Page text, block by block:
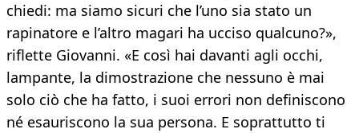
chiedi: ma siamo sicuri che l’uno sia stato un
rapinatore e l’altro magari ha ucciso qualcuno?»,
riflette Giovanni. «E così hai davanti agli occhi,
lampante, la dimostrazione che nessuno è mai
solo ciò che ha fatto, i suoi errori non definiscono
né esauriscono la sua persona. E soprattutto ti